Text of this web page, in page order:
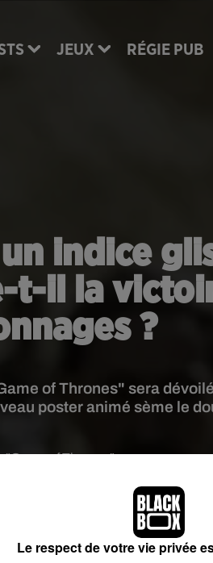
JEUX RÉGIE PUB
indice
t-il la
?
of Thrones" sera
poster animé sème le
"Game of Thrones"
fait plus d'un an qu'ils attendent la
plus que jamais la toile, les
de la dernière saison deGame of
font jamais rien par hasard, cette
Le respect de votre vie privée